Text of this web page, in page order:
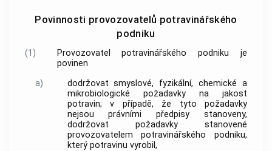
Povinnosti provozovatelů potravinářského
podniku
(1)
Provozovatel potravinářského podniku je
povinen
a)
dodržovat smyslové, fyzikální, chemické a
mikrobiologické požadavky na jakost
potravin; v případě, že tyto požadavky
nejsou právními předpisy stanoveny,
dodržovat požadavky stanovené
provozovatelem potravinářského podniku,
který potravinu vyrobil,